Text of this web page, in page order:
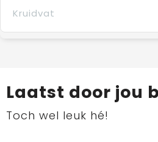
Kruidvat
Laatst door jou
Toch wel leuk hé!